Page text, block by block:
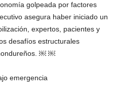
golpeada por factores
asegura haber iniciado un
expertos, pacientes y
desafíos estructurales
￼ ￼
emergencia